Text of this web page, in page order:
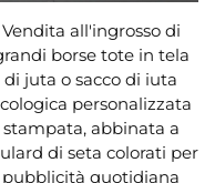
la Borsa Tote in
sensibile: niente
sintetici. Leggera
in Tela risulta
tu stia facendo
Vendita all'ingrosso di
borse tote in tela
di juta o sacco di iuta
personalizzata
stampata, abbinata a
di seta colorati per
pubblicità quotidiana